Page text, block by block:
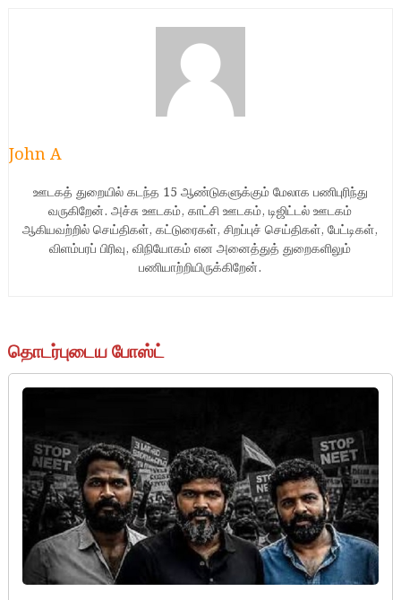
John A
ஊடகத் துறையில் கடந்த 15 ஆண்டுகளுக்கும் மேலாக பணிபுரிந்து
வருகிறேன். அச்சு ஊடகம், காட்சி ஊடகம், டிஜிட்டல் ஊடகம்
ஆகியவற்றில் செய்திகள், கட்டுரைகள், சிறப்புச் செய்திகள், பேட்டிகள்,
விளம்பரப் பிரிவு, விநியோகம் என அனைத்துத் துறைகளிலும்
பணியாற்றியிருக்கிறேன்.
தொடர்புடைய போஸ்ட்